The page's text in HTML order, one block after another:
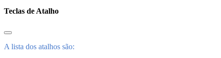
Teclas de Atalho
A lista dos atalhos são: